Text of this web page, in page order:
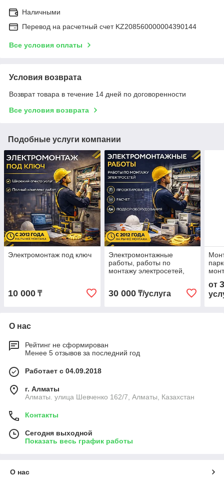
Наличными
Перевод на расчетный счет KZ208560000004390144
Все условия оплаты
Условия возврата
Возврат товара в течение 14 дней по договоренности
Все условия возврата
Подобные услуги компании
Электромонтаж под ключ
10 000 ₸
Электромонтажные
работы, работы по
монтажу электросетей,
30 000₸/услуга
от
О нас
Рейтинг не сформирован
Менее 5 отзывов за последний год
Работает с 04.09.2018
г. Алматы
Алматы. улица Шевченко 162/7, Алматы, Казахстан
Контакты
Сегодня выходной
Показать весь график работы
О нас